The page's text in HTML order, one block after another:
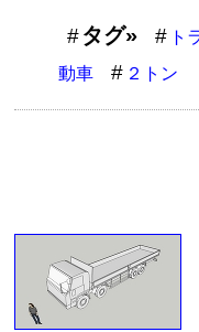
タグ» ト
動車
２トン